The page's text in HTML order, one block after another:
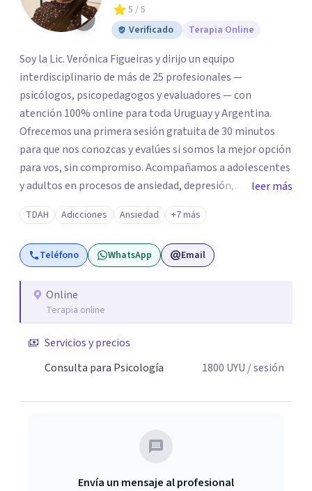
5 / 5
Verificado
Terapia Online
Soy la Lic. Verónica Figueiras y dirijo un equipo
interdisciplinario de más de 25 profesionales —
psicólogos, psicopedagogos y evaluadores — con
atención 100% online para toda Uruguay y Argentina.
Ofrecemos una primera sesión gratuita de 30 minutos
para que nos conozcas y evalúes si somos la mejor opción
para vos, sin compromiso. Acompañamos a adolescentes
y adultos en procesos de ansiedad, depresión,
autoestima, duelo, crianza, conflictos de pareja y
regulación emocional, adaptando cada proceso a las
necesidades particulares de quien consulta y no a la
inversa.
leer más
TDAH Adicciones Ansiedad +7 más
Teléfono WhatsApp Email
Online
Terapia online
Servicios y precios
Consulta para Psicología
1800 UYU / sesión
Envía un mensaje al profesional